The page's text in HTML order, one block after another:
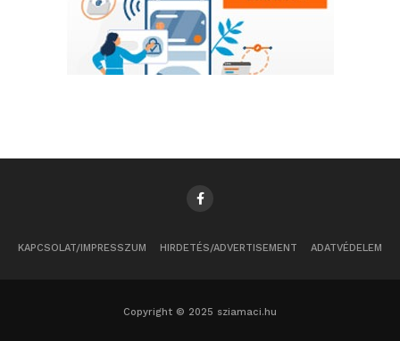
KAPCSOLAT/IMPRESSZUM HIRDETÉS/ADVERTISEMENT ADATVÉDELEM
Copyright © 2025 sziamaci.hu